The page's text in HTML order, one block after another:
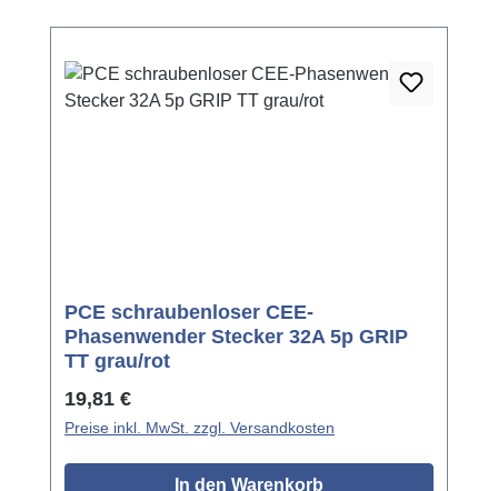
PCE schraubenloser CEE-
Phasenwender Stecker 32A 5p GRIP
TT grau/rot
Regulärer Preis:
19,81 €
Preise inkl. MwSt. zzgl. Versandkosten
In den Warenkorb